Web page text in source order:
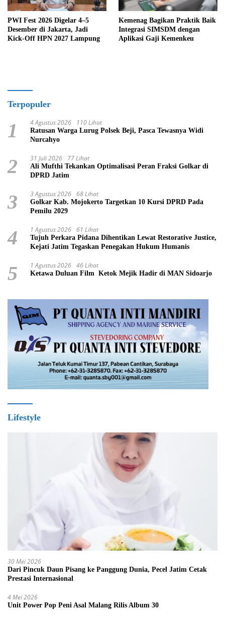
PWI Fest 2026 Digelar 4–5
Desember di Jakarta, Jadi
Kick-Off HPN 2027 Lampung
Kemenag Bagikan Praktik Baik
Integrasi SIMSDM dengan
Aplikasi Gaji Kemenkeu
Terpopuler
1 4 Agustus 2026 110 Lihat
Ratusan Warga Lurug Polsek Beji, Pasca Tewasnya Widi
Nurcahyo
2 31 Juli 2026 77 Lihat
Ali Mufthi Tekankan Optimalisasi Peran Fraksi Golkar di
DPRD Jatim
3 3 Agustus 2026 68 Lihat
Golkar Kab. Mojokerto Targetkan 10 Kursi DPRD Pada
Pemilu 2029
4 1 Agustus 2026 61 Lihat
Tujuh Perkara Pidana Dihentikan Lewat Restorative Justice,
Kejati Jatim Tegaskan Penegakan Hukum Humanis
5 1 Agustus 2026 46 Lihat
Ketawa Duluan Film Ketok Mejik Hadir di MAN Sidoarjo
Lifestyle
30 Mei 2026
Dari Pincuk Daun Pisang ke Panggung Dunia, Pecel Jatim Cetak
Prestasi Internasional
4 Mei 2026
Unit Power Pop Peni Asal Malang Rilis Album 30